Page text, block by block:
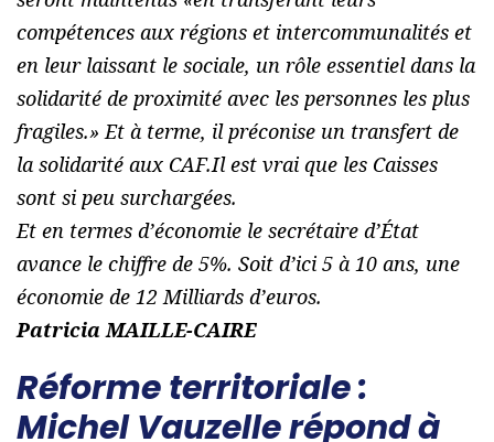
compétences aux régions et intercommunalités et
en leur laissant le sociale, un rôle essentiel dans la
solidarité de proximité avec les personnes les plus
fragiles.» Et à terme, il préconise un transfert de
la solidarité aux CAF.Il est vrai que les Caisses
sont si peu surchargées.
Et en termes d’économie le secrétaire d’État
avance le chiffre de 5%. Soit d’ici 5 à 10 ans, une
économie de 12 Milliards d’euros.
Patricia MAILLE-CAIRE
Réforme territoriale :
Michel Vauzelle répond à